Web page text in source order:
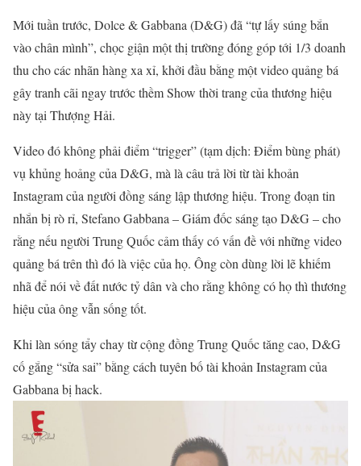
Mới tuần trước, Dolce & Gabbana (D&G) đã “tự lấy súng bắn
vào chân mình”, chọc giận một thị trường đóng góp tới 1/3 doanh
thu cho các nhãn hàng xa xỉ, khởi đầu bằng một video quảng bá
gây tranh cãi ngay trước thềm Show thời trang của thương hiệu
này tại Thượng Hải.
Video đó không phải điểm “trigger” (tạm dịch: Điểm bùng phát)
vụ khủng hoảng của D&G, mà là câu trả lời từ tài khoản
Instagram của người đồng sáng lập thương hiệu. Trong đoạn tin
nhắn bị rò rỉ, Stefano Gabbana – Giám đốc sáng tạo D&G – cho
rằng nếu người Trung Quốc cảm thấy có vấn đề với những video
quảng bá trên thì đó là việc của họ. Ông còn dùng lời lẽ khiếm
nhã để nói về đất nước tỷ dân và cho rằng không có họ thì thương
hiệu của ông vẫn sống tốt.
Khi làn sóng tẩy chay từ cộng đồng Trung Quốc tăng cao, D&G
cố gắng “sửa sai” bằng cách tuyên bố tài khoản Instagram của
Gabbana bị hack.